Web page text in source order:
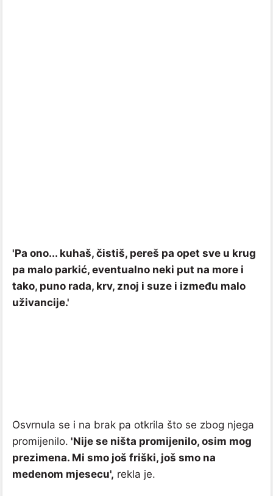
'Pa ono... kuhaš, čistiš, pereš pa opet sve u krug
pa malo parkić, eventualno neki put na more i
tako, puno rada, krv, znoj i suze i između malo
uživancije.'
Osvrnula se i na brak pa otkrila što se zbog njega
promijenilo. 'Nije se ništa promijenilo, osim mog
prezimena. Mi smo još friški, još smo na
medenom mjesecu', rekla je.